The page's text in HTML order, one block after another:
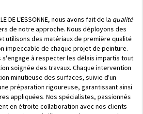
DE L'ESSONNE, nous avons fait de la qualité
de notre approche. Nous déployons des
utilisons des matériaux de première qualité
impeccable de chaque projet de peinture.
à respecter les délais impartis tout
soignée des travaux. Chaque intervention
minutieuse des surfaces, suivie d'un
préparation rigoureuse, garantissant ainsi
appliquées. Nos spécialistes, passionnés
en étroite collaboration avec nos clients